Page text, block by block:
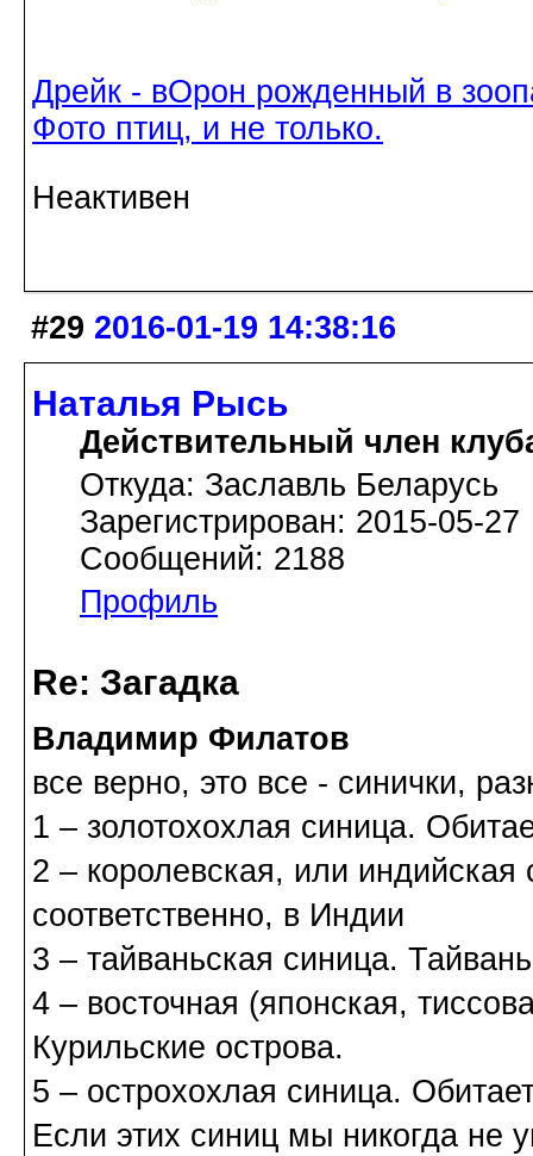
Дрейк - вОрон рожденный в
Фото птиц, и не только.
Неактивен
#29 2016-01-19 14:38:16
Наталья Рысь
Действительный член
Откуда: Заславль Беларусь
Зарегистрирован: 2015-05-27
Сообщений: 2188
Профиль
Re: Загадка
Владимир Филатов
все верно, это все - синички,
1 – золотохохлая синица.
2 – королевская, или
соответственно, в Индии
3 – тайваньская синица.
4 – восточная (японская,
Курильские острова.
5 – острохохлая синица.
Если этих синиц мы никогда не